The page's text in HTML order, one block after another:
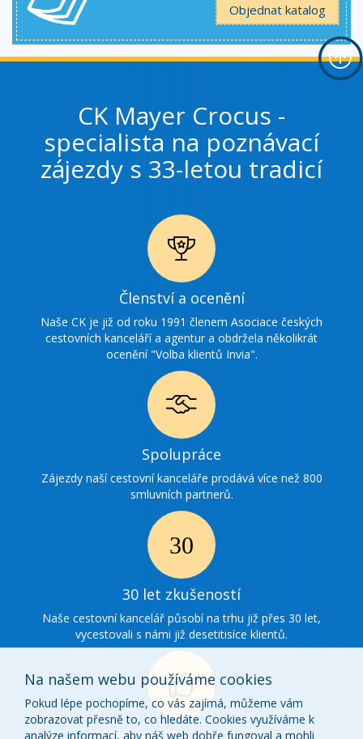
Objednat katalog
CK Mayer Crocus -
specialista na poznávací
zájezdy s 33-letou tradicí
Ikonka
ocenění
Členství a ocenění
Naše CK je již od roku 1991 členem Asociace českých
cestovních kanceláří a agentur a obdržela několikrát
ocenění "Volba klientů Invia".
Ikonka
spolupráce
Spolupráce
Zájezdy naší cestovní kanceláře prodává více než 800
smluvních partnerů.
30 Ikonka
zkušenosti
30 let zkušeností
Naše cestovní kancelář působí na trhu již přes 30 let,
vycestovali s námi již desetitisíce klientů.
Ikonka
Naše cestovní kancelář
Na našem webu používáme cookies
Pokud lépe pochopíme, co vás zajímá, můžeme vám
zobrazovat přesně to, co hledáte. Cookies využíváme k
analýze informací, aby náš web dobře fungoval a mohli